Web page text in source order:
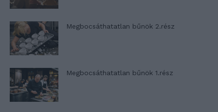
Megbocsáthatatlan bűnök 2.rész
Megbocsáthatatlan bűnök 1.rész